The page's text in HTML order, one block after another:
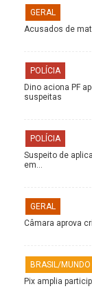
GERAL
Acusados de
POLÍCIA
Dino aciona PF
suspeitas
POLÍCIA
Suspeito de
em…
GERAL
Câmara aprova
BRASIL/MUNDO
Pix amplia